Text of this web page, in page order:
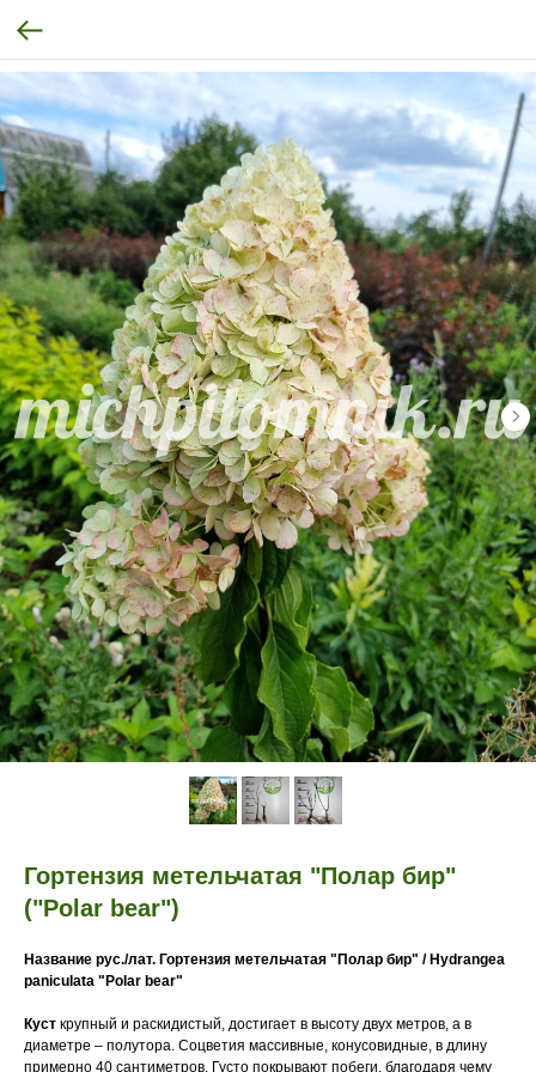
Гортензия метельчатая "Полар бир"
("Polar bear")
Название рус./лат. Гортензия метельчатая "Полар бир" / Hydrangea
paniculata "Polar bear"
Куст крупный и раскидистый, достигает в высоту двух метров, а в
диаметре – полутора. Соцветия массивные, конусовидные, в длину
примерно 40 сантиметров. Густо покрывают побеги, благодаря чему